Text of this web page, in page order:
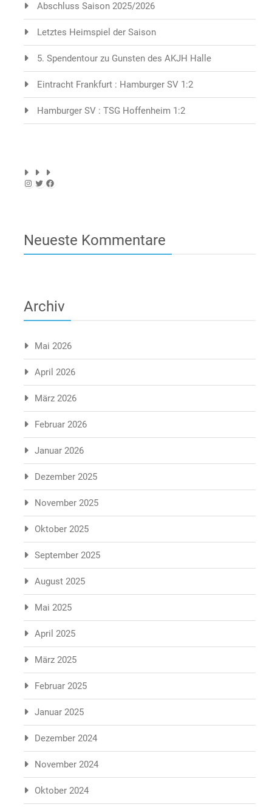
Abschluss Saison 2025/2026
Letztes Heimspiel der Saison
5. Spendentour zu Gunsten des AKJH Halle
Eintracht Frankfurt : Hamburger SV 1:2
Hamburger SV : TSG Hoffenheim 1:2
Instagram
TwitterFacebook
Neueste Kommentare
Archiv
Mai 2026
April 2026
März 2026
Februar 2026
Januar 2026
Dezember 2025
November 2025
Oktober 2025
September 2025
August 2025
Mai 2025
April 2025
März 2025
Februar 2025
Januar 2025
Dezember 2024
November 2024
Oktober 2024